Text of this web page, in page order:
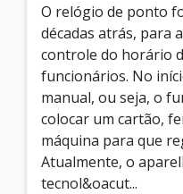
O relógio de ponto
décadas atrás, para
controle do horário
funcionários. No
manual, ou seja, o
colocar um cartão,
máquina para que
Atualmente, o
tecnol&oacut...